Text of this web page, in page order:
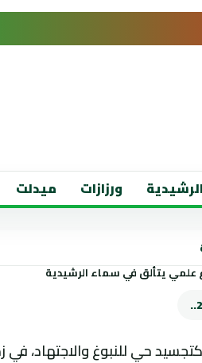
الرشيدية ورزازات ميدلت
حي للنبوغ والاجتهاد،